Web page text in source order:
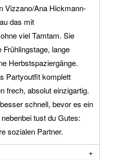
Vizzano/Ana Hickmann-
das mit
viel Tamtam. Sie
lange
Herbstspaziergänge.
Partyoutfit komplett
frech, absolut einzigartig.
schnell, bevor es ein
tust du Gutes:
sozialen Partner.